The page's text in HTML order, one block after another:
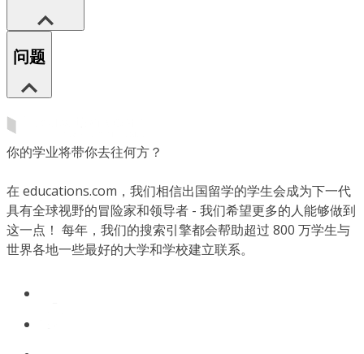
问题
你的学业将带你去往何方？
在 educations.com，我们相信出国留学的学生会成为下一代
具有全球视野的冒险家和领导者 - 我们希望更多的人能够做到
这一点！ 每年，我们的搜索引擎都会帮助超过 800 万学生与
世界各地一些最好的大学和学校建立联系。